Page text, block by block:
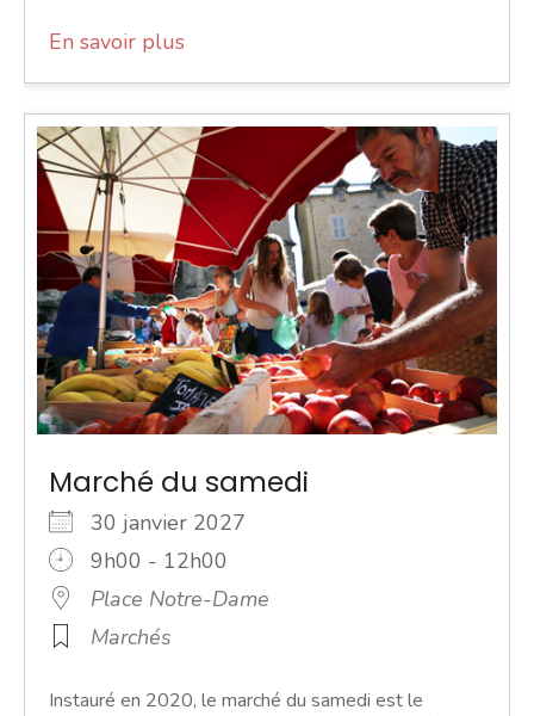
En savoir plus
Marché du samedi
30 janvier 2027
9h00 - 12h00
Place Notre-Dame
Marchés
Instauré en 2020, le marché du samedi est le